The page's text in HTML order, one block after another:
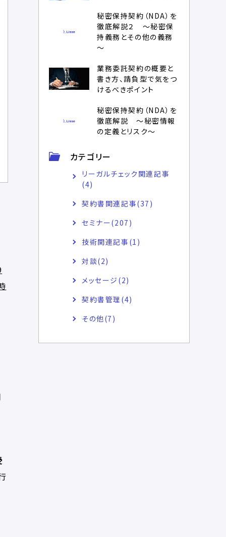
秘密保持契約（NDA）を
徹底解説２ ～秘密保
持義務とその他の義務
～
業務委託契約の概要と
書き方、請負型で気をつ
けるべきポイント
秘密保持契約（NDA）を
徹底解説 ～秘密情報
の定義とリスク～
カテゴリー
リーガルチェック関連記事
(4)
契約書関連記事(37)
セミナー(207)
技術関連記事(1)
対談(2)
メッセージ(2)
契約書管理(4)
その他(7)